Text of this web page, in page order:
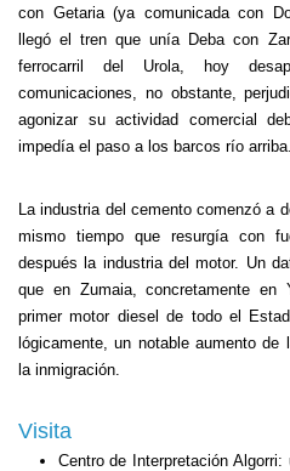
con Getaria (ya comunicada con
llegó el tren que unía Deba con
ferrocarril del Urola, hoy
comunicaciones, no obstante,
agonizar su actividad comercial
impedía el paso a los barcos río arriba.
La industria del cemento comenzó a
mismo tiempo que resurgía con
después la industria del motor. Un
que en Zumaia, concretamente en
primer motor diesel de todo el
lógicamente, un notable aumento
la inmigración.
Visita
Centro de Interpretación